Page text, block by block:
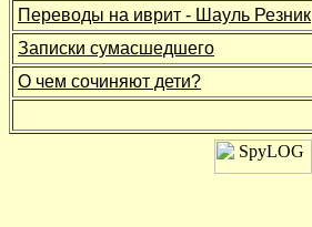
Переводы на иврит - Шауль Резник
Записки сумасшедшего
О чем сочиняют дети?